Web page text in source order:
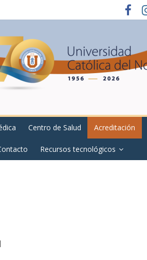
Centro de Salud Acreditación
Recursos tecnológicos